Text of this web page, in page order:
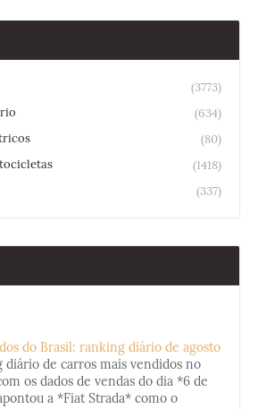
(3773)
(634)
(80)
(1418)
(337)
do Brasil: ranking diário de agosto
diário de carros mais vendidos no
os dados de vendas do dia *6 de
a *Fiat Strada* como o